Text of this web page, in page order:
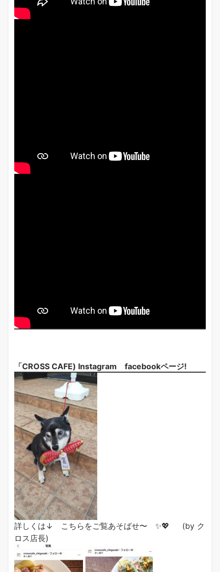
「CROSS CAFE) Instagram facebookページ!
詳しくは↓ こちらをご覧あそばせ〜 ✨💖 (by ク
ロス店長)